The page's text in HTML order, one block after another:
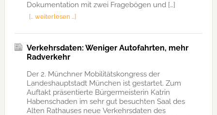
Dokumentation mit zwei Fragebögen und […]
[… weiterlesen …]
Verkehrsdaten: Weniger Autofahrten, mehr
Radverkehr
Der 2. Münchner Mobilitätskongress der
Landeshauptstadt München ist gestartet. Zum
Auftakt präsentierte Bürgermeisterin Katrin
Habenschaden im sehr gut besuchten Saal des
Alten Rathauses neue Verkehrsdaten des